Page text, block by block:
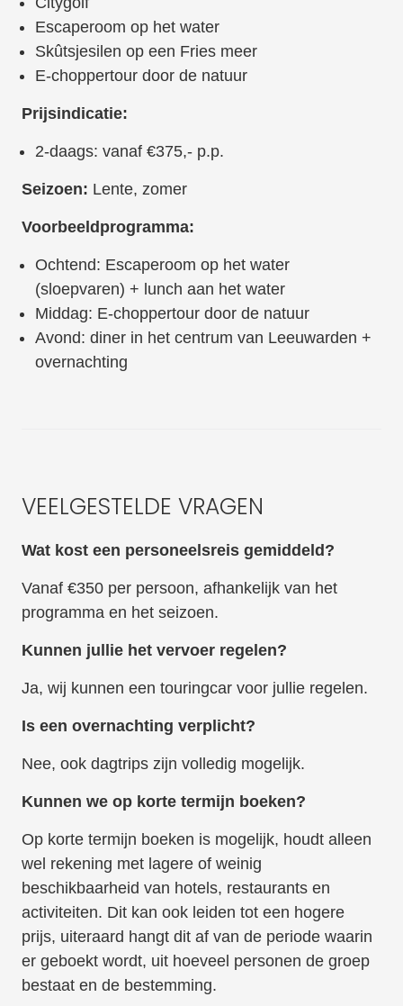
Escaperoom op het water
Skûtsjesilen op een Fries meer
E-choppertour door de natuur
Prijsindicatie:
2-daags: vanaf €375,- p.p.
Seizoen: Lente, zomer
Voorbeeldprogramma:
Ochtend: Escaperoom op het water
(sloepvaren) + lunch aan het water
Middag: E-choppertour door de natuur
Avond: diner in het centrum van Leeuwarden +
overnachting
VEELGESTELDE VRAGEN
Wat kost een personeelsreis gemiddeld?
Vanaf €350 per persoon, afhankelijk van het
programma en het seizoen.
Kunnen jullie het vervoer regelen?
Ja, wij kunnen een touringcar voor jullie regelen.
Is een overnachting verplicht?
Nee, ook dagtrips zijn volledig mogelijk.
Kunnen we op korte termijn boeken?
Op korte termijn boeken is mogelijk, houdt alleen
wel rekening met lagere of weinig
beschikbaarheid van hotels, restaurants en
activiteiten. Dit kan ook leiden tot een hogere
prijs, uiteraard hangt dit af van de periode waarin
er geboekt wordt, uit hoeveel personen de groep
bestaat en de bestemming.